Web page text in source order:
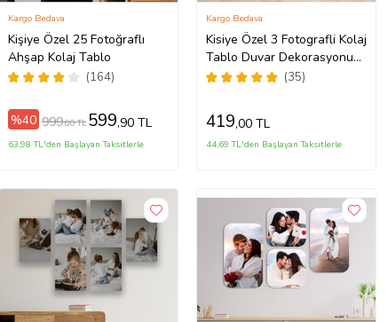
Kişiye Özel 25 Fotoğraflı
Ahşap Kolaj Tablo
(164)
Kargo Bedava
%40 999,00 TL 599,90 TL
63,98 TL'den Başlayan Taksitlerle
Kisiye Özel 3 Fotografli Kolaj
Tablo Duvar Dekorasyonu
(Siyah Beyaz) (35)
Kargo Bedava
419,00 TL
44,69 TL'den Başlayan Taksitlerle